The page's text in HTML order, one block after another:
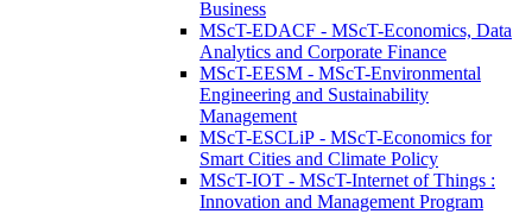
Business
MScT-EDACF - MScT-Economics, Data
Analytics and Corporate Finance
MScT-EESM - MScT-Environmental
Engineering and Sustainability
Management
MScT-ESCLiP - MScT-Economics for
Smart Cities and Climate Policy
MScT-IOT - MScT-Internet of Things :
Innovation and Management Program